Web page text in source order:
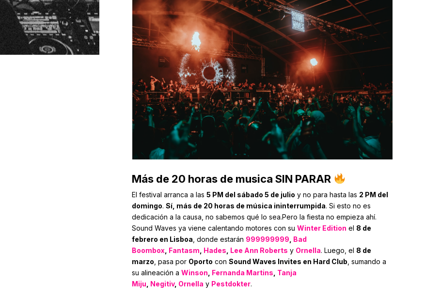
Más de 20 horas de musica SIN PARAR
El festival arranca a las5 PM del sábado 5 de julio y no para hasta las 2 PM del
domingo.Sí, más de 20 horas de música ininterrumpida. Si esto no es
dedicación a la causa, no sabemos qué lo sea.Pero la fiesta no empieza ahí.
Sound Waves ya viene calentando motores con suWinter Edition el 8 de
febrero en Lisboa , donde estarán 999999999 Bad
Boombox Fantasm Hades Lee Ann Roberts y Ornella. Luego, el 8 de
marzo , pasa por Oporto conSound Waves Invites en Hard Club , sumando a
su alineación aWinson Fernanda Martins Tanja
Miju Negitiv, Ornella y Pestdokter.